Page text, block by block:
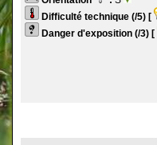
Difficulté technique (/5) [
Danger d'exposition (/3) [